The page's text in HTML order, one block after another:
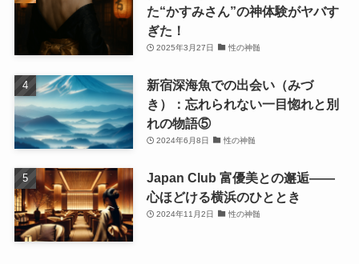
た“かすみさん”の神体験がヤバす
ぎた！
2025年3月27日 性の神髄
新宿深海魚での出会い（みづ
き）：忘れられない一目惚れと別
れの物語⑤
2024年6月8日 性の神髄
Japan Club 富優美との邂逅――
心ほどける横浜のひととき
2024年11月2日 性の神髄